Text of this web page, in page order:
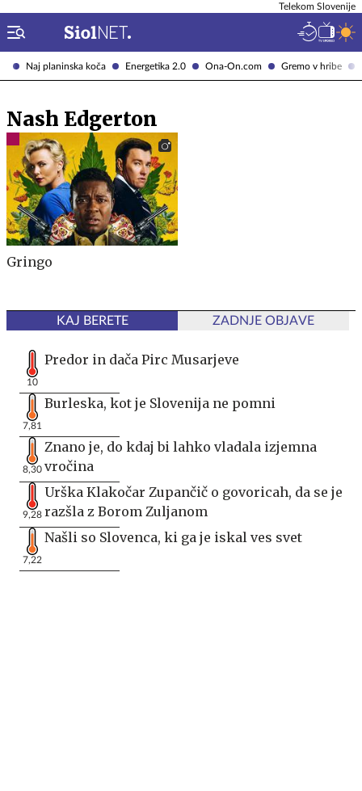
Naj planinska koča Energetika 2.0 Ona-On.com Gremo v hribe
Telekom Slovenije
Nash Edgerton
Gringo
KAJ BERETE ZADNJE OBJAVE
10
Predor in dača Pirc Musarjeve
7,81
Burleska, kot je Slovenija ne pomni
8,30
Znano je, do kdaj bi lahko vladala izjemna
vročina
9,28
Urška Klakočar Zupančič o govoricah, da se je
razšla z Borom Zuljanom
7,22
Našli so Slovenca, ki ga je iskal ves svet